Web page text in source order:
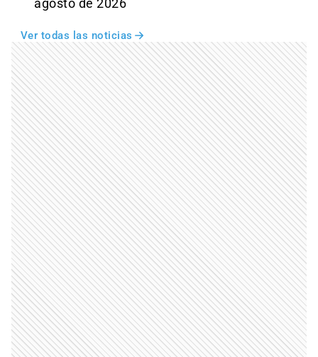
agosto de 2026
Ver todas las noticias